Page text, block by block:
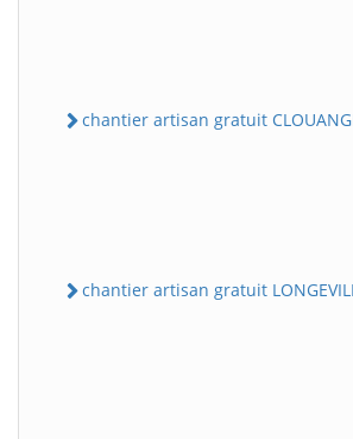
chantier artisan gratuit
chantier artisan gratuit